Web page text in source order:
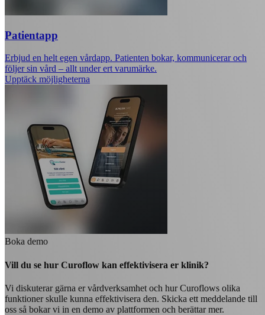
Patientapp
Erbjud en helt egen vårdapp. Patienten bokar, kommunicerar och
följer sin vård – allt under ert varumärke.
Upptäck möjligheterna
Boka demo
Vill du se hur Curoflow kan effektivisera er klinik?
Vi diskuterar gärna er vårdverksamhet och hur Curoflows olika
funktioner skulle kunna effektivisera den. Skicka ett meddelande till
oss så bokar vi in en demo av plattformen och berättar mer.